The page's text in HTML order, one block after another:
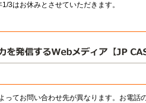
3はお休みとさせていただきます。
ってお問い合わせ先が異なります。お電話